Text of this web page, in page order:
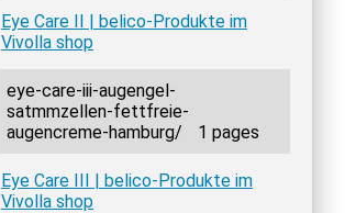
Eye Care II | belico-Produkte im
Vivolla shop
eye-care-iii-augengel-
satmmzellen-fettfreie-
augencreme-hamburg/
1 pages
Eye Care III | belico-Produkte im
Vivolla shop